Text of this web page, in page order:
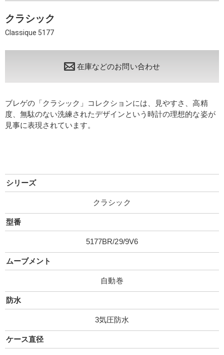
クラシック
Classique 5177
在庫などのお問い合わせ
ブレゲの「クラシック」コレクションには、見やすさ、高精
度、無駄のない洗練されたデザインという時計の理想的な姿が
見事に表現されています。
シリーズ
クラシック
型番
5177BR/29/9V6
ムーブメント
自動巻
防水
3気圧防水
ケース直径